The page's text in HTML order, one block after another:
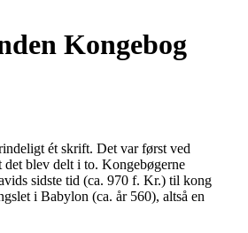
Kongebog
ét skrift. Det var først ved
blev delt i to. Kongebøgerne
sidste tid (ca. 970 f. Kr.) til kong
i Babylon (ca. år 560), altså en